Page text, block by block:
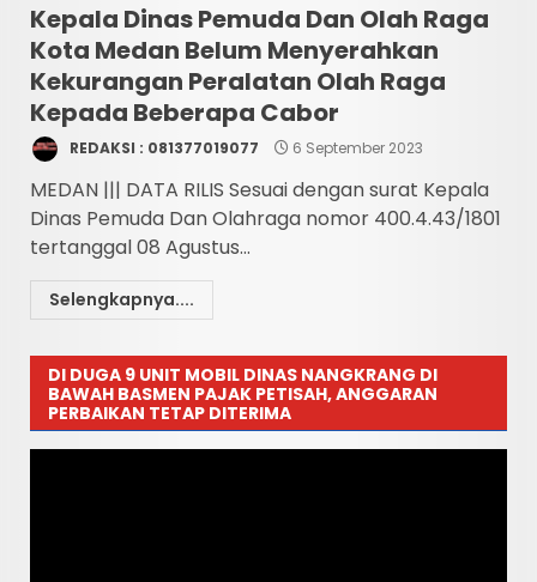
Kepala Dinas Pemuda Dan Olah Raga
Kota Medan Belum Menyerahkan
Kekurangan Peralatan Olah Raga
Kepada Beberapa Cabor
REDAKSI : 081377019077 6 September 2023
MEDAN ||| DATA RILIS Sesuai dengan surat Kepala
Dinas Pemuda Dan Olahraga nomor 400.4.43/1801
tertanggal 08 Agustus...
Selengkapnya....
DI DUGA 9 UNIT MOBIL DINAS NANGKRANG DI
BAWAH BASMEN PAJAK PETISAH, ANGGARAN
PERBAIKAN TETAP DITERIMA